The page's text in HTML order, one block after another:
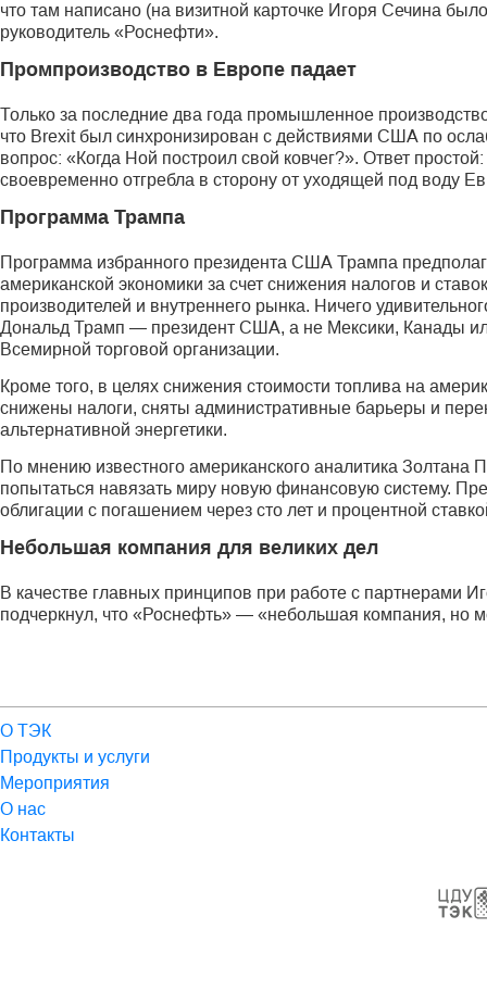
что там написано (на визитной карточке Игоря Сечина
руководитель «Роснефти».
Промпроизводство в Европе падает
Только за последние два года промышленное
что Brexit был синхронизирован с действиями США по
вопрос: «Когда Ной построил свой ковчег?». Ответ
своевременно отгребла в сторону от уходящей под воду
Программа Трампа
Программа избранного президента США Трампа
американской экономики за счет снижения налогов и
производителей и внутреннего рынка. Ничего
Дональд Трамп — президент США, а не Мексики, Канады
Всемирной торговой организации.
Кроме того, в целях снижения стоимости топлива на
снижены налоги, сняты административные барьеры и
альтернативной энергетики.
По мнению известного американского аналитика
попытаться навязать миру новую финансовую систему.
облигации с погашением через сто лет и процентной
Небольшая компания для великих дел
В качестве главных принципов при работе с партнерами
подчеркнул, что «Роснефть» — «небольшая компания, но
О ТЭК
Продукты и услуги
Мероприятия
О нас
Контакты